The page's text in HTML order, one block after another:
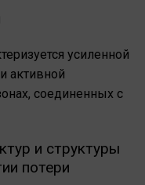
усиленной
активной
соединенных с
и структуры
потери